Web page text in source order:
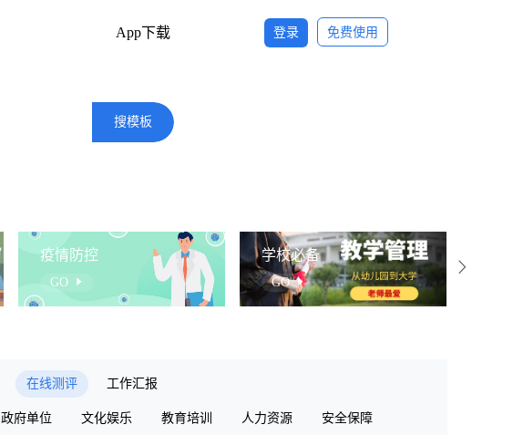
App下载 登录 免费使用
搜模板
疫情防控
GO
学校必备
GO
在线测评 工作汇报
政府单位 文化娱乐 教育培训 人力资源 安全保障